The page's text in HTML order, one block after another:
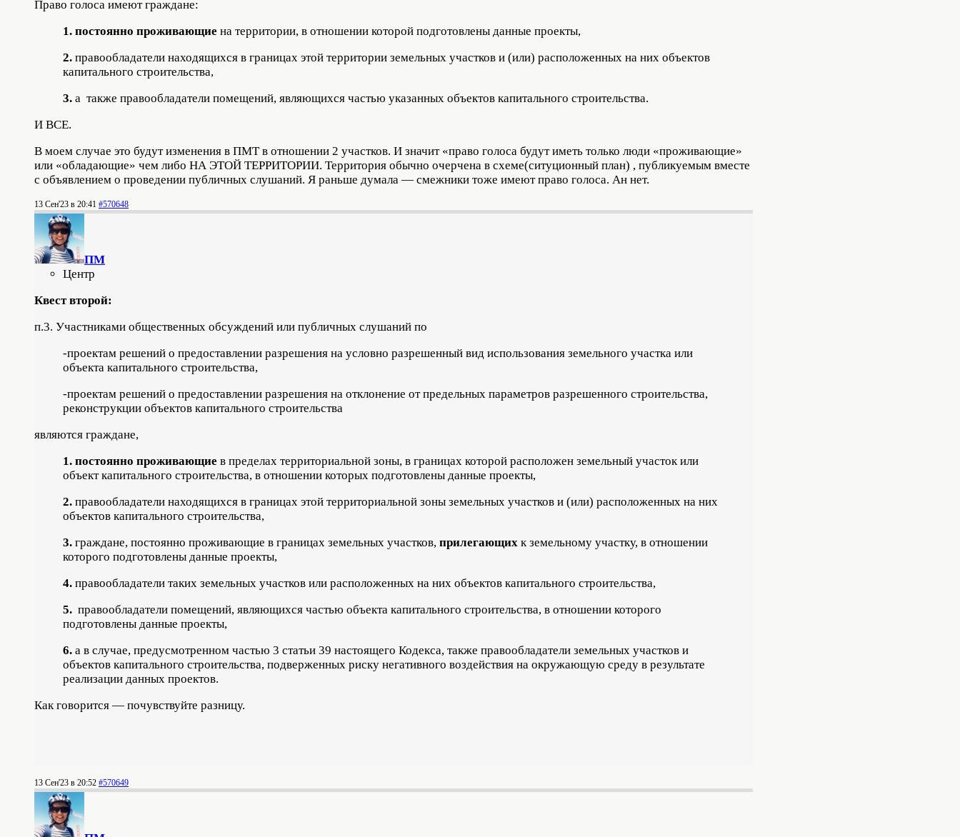
Право голоса имеют граждане:
1. постоянно проживающие на территории, в отношении которой подготовлены данные проекты,
2. правообладатели находящихся в границах этой территории земельных участков и (или) расположенных на них объектов
капитального строительства,
3. а также правообладатели помещений, являющихся частью указанных объектов капитального строительства.
И ВСЕ.
В моем случае это будут изменения в ПМТ в отношении 2 участков. И значит «право голоса будут иметь только люди «проживающие»
или «обладающие» чем либо НА ЭТОЙ ТЕРРИТОРИИ. Территория обычно очерчена в схеме(ситуционный план) , публикуемым вместе
с объявлением о проведении публичных слушаний. Я раньше думала — смежники тоже имеют право голоса. Ан нет.
13 Сен'23 в 20:41 #570648
ПМ
Центр
Квест второй:
п.3. Участниками общественных обсуждений или публичных слушаний по
-проектам решений о предоставлении разрешения на условно разрешенный вид использования земельного участка или
объекта капитального строительства,
-проектам решений о предоставлении разрешения на отклонение от предельных параметров разрешенного строительства,
реконструкции объектов капитального строительства
являются граждане,
1. постоянно проживающие в пределах территориальной зоны, в границах которой расположен земельный участок или
объект капитального строительства, в отношении которых подготовлены данные проекты,
2. правообладатели находящихся в границах этой территориальной зоны земельных участков и (или) расположенных на них
объектов капитального строительства,
3. граждане, постоянно проживающие в границах земельных участков, прилегающих к земельному участку, в отношении
которого подготовлены данные проекты,
4. правообладатели таких земельных участков или расположенных на них объектов капитального строительства,
5. правообладатели помещений, являющихся частью объекта капитального строительства, в отношении которого
подготовлены данные проекты,
6. а в случае, предусмотренном частью 3 статьи 39 настоящего Кодекса, также правообладатели земельных участков и
объектов капитального строительства, подверженных риску негативного воздействия на окружающую среду в результате
реализации данных проектов.
Как говорится — почувствуйте разницу.
13 Сен'23 в 20:52 #570649